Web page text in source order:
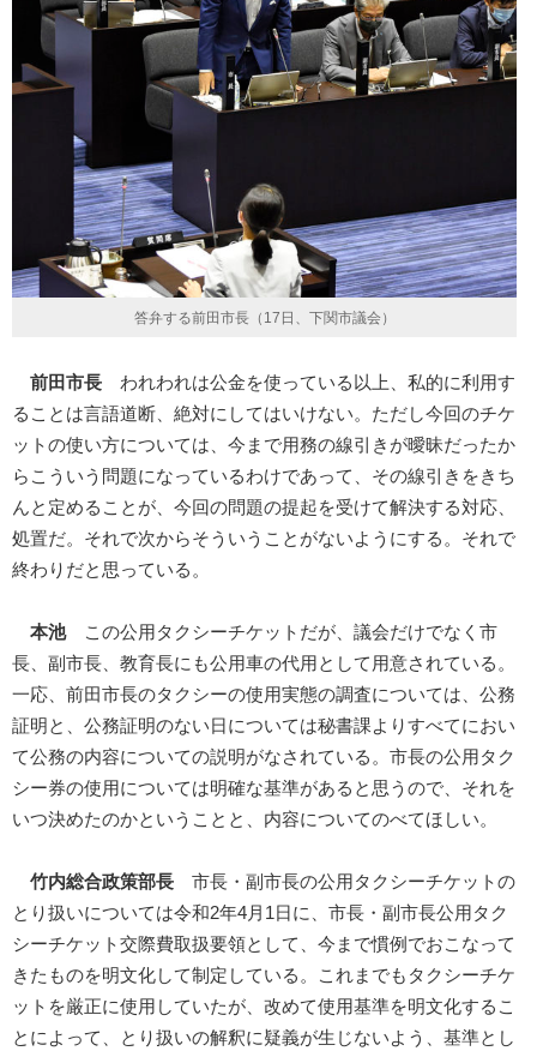
答弁する前田市長（17日、下関市議会）
前田市長 われわれは公金を使っている以上、私的に利用す
ることは言語道断、絶対にしてはいけない。ただし今回のチケ
ットの使い方については、今まで用務の線引きが曖昧だったか
らこういう問題になっているわけであって、その線引きをきち
んと定めることが、今回の問題の提起を受けて解決する対応、
処置だ。それで次からそういうことがないようにする。それで
終わりだと思っている。
本池この公用タクシーチケットだが、議会だけでなく市
長、副市長、教育長にも公用車の代用として用意されている。
一応、前田市長のタクシーの使用実態の調査については、公務
証明と、公務証明のない日については秘書課よりすべてにおい
て公務の内容についての説明がなされている。市長の公用タク
シー券の使用については明確な基準があると思うので、それを
いつ決めたのかということと、内容についてのべてほしい。
竹内総合政策部長 市長・副市長の公用タクシーチケットの
とり扱いについては令和2年4月1日に、市長・副市長公用タク
シーチケット交際費取扱要領として、今まで慣例でおこなって
きたものを明文化して制定している。これまでもタクシーチケ
ットを厳正に使用していたが、改めて使用基準を明文化するこ
とによって、とり扱いの解釈に疑義が生じないよう、基準とし